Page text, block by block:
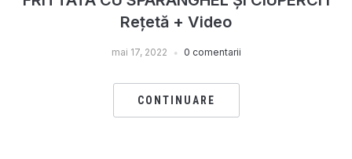
Rețetă + Video
mai 17, 2022 0 comentarii
CONTINUARE